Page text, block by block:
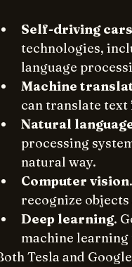
Self-driving cars
technologies,
language
Machine
can translate
Natural
processing
natural way.
Computer vision
recognize objects
Deep learning.
machine
Tesla and